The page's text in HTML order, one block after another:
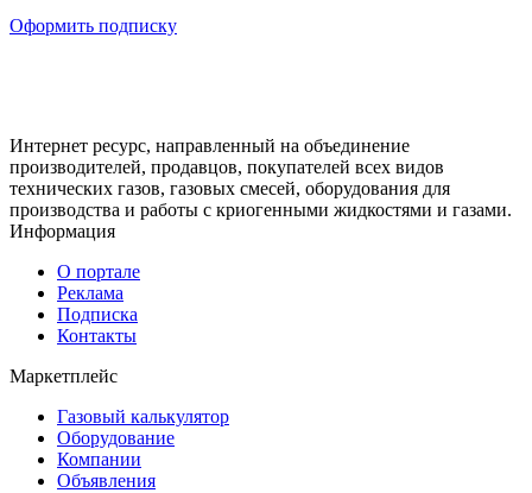
Оформить подписку
Интернет ресурс, направленный на объединение
производителей, продавцов, покупателей всех видов
технических газов, газовых смесей, оборудования для
производства и работы с криогенными жидкостями и газами.
Информация
О портале
Реклама
Подписка
Контакты
Маркетплейс
Газовый калькулятор
Оборудование
Компании
Объявления